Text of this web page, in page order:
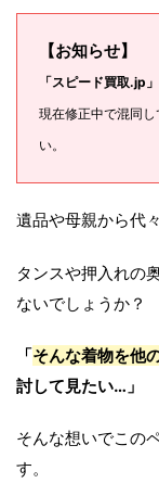
【お知らせ】
「スピード買取.jp
現在修正中で混同
い。
遺品や母親から代
タンスや押入れの
ないでしょうか？
「そんな着物を他
討して見たい…」
そんな想いでこの
す。